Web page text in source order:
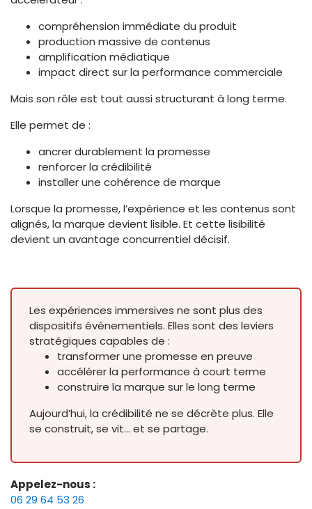
compréhension immédiate du produit
production massive de contenus
amplification médiatique
impact direct sur la performance commerciale
Mais son rôle est tout aussi structurant à long terme.
Elle permet de :
ancrer durablement la promesse
renforcer la crédibilité
installer une cohérence de marque
Lorsque la promesse, l’expérience et les contenus sont
alignés, la marque devient lisible. Et cette lisibilité
devient un avantage concurrentiel décisif.
Les expériences immersives ne sont plus des
dispositifs événementiels. Elles sont des leviers
stratégiques capables de :
transformer une promesse en preuve
accélérer la performance à court terme
construire la marque sur le long terme
Aujourd’hui, la crédibilité ne se décrète plus. Elle
se construit, se vit… et se partage.
Appelez-nous :
06 29 64 53 26